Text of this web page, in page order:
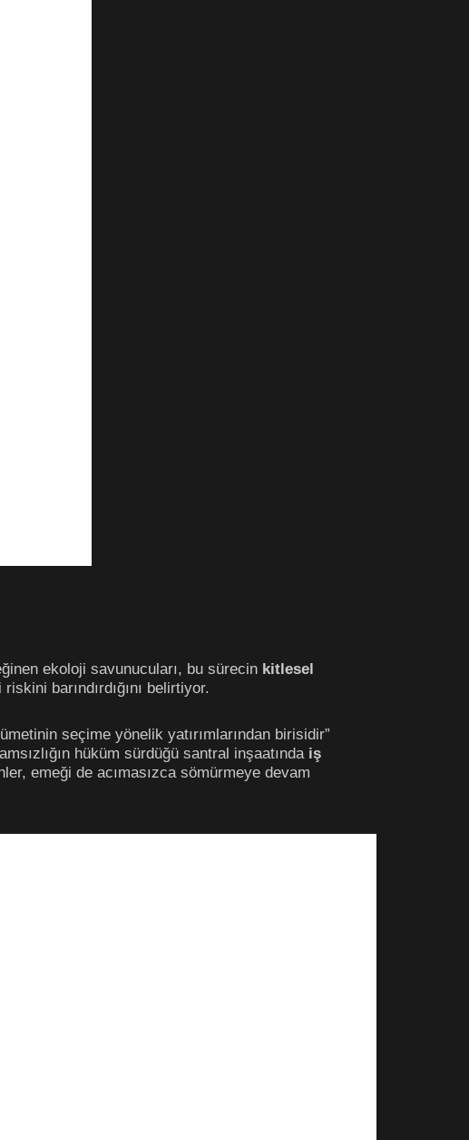
ekoloji savunucuları, bu sürecin kitlesel
barındırdığını belirtiyor.
seçime yönelik yatırımlarından birisidir”
hüküm sürdüğü santral inşaatında iş
emeği de acımasızca sömürmeye devam